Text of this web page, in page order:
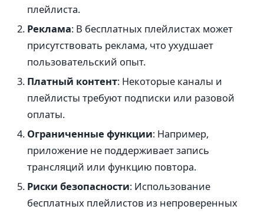
плейлиста.
Реклама: В бесплатных плейлистах может
присутствовать реклама, что ухудшает
пользовательский опыт.
Платный контент: Некоторые каналы и
плейлисты требуют подписки или разовой
оплаты.
Ограниченные функции: Например,
приложение не поддерживает запись
трансляций или функцию повтора.
Риски безопасности: Использование
бесплатных плейлистов из непроверенных